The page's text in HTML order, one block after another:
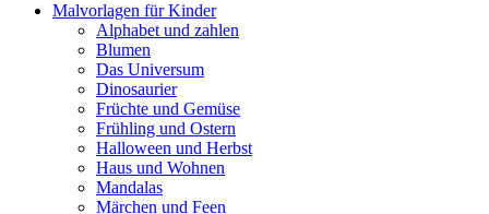
Malvorlagen für Kinder
Alphabet und zahlen
Blumen
Das Universum
Dinosaurier
Früchte und Gemüse
Frühling und Ostern
Halloween und Herbst
Haus und Wohnen
Mandalas
Märchen und Feen